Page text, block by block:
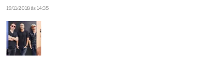
19/11/2018 às 14:35